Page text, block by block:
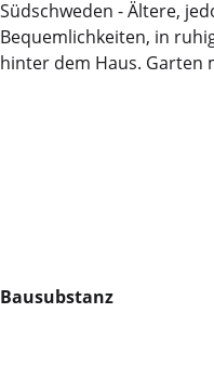
Südschweden - Ältere,
Bequemlichkeiten, in
hinter dem Haus. Garten
Bausubstanz